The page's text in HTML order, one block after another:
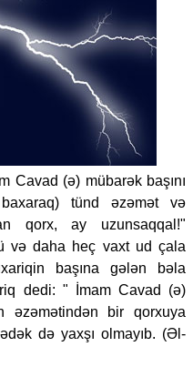
Cavad (ə) mübarək başını
tünd əzəmət və
qorx, ay uzunsaqqal!"
və daha heç vaxt ud çala
başına gələn bəla
dedi: " İmam Cavad (ə)
əzəmətindən bir qorxuya
də yaxşı olmayıb. (Əl-